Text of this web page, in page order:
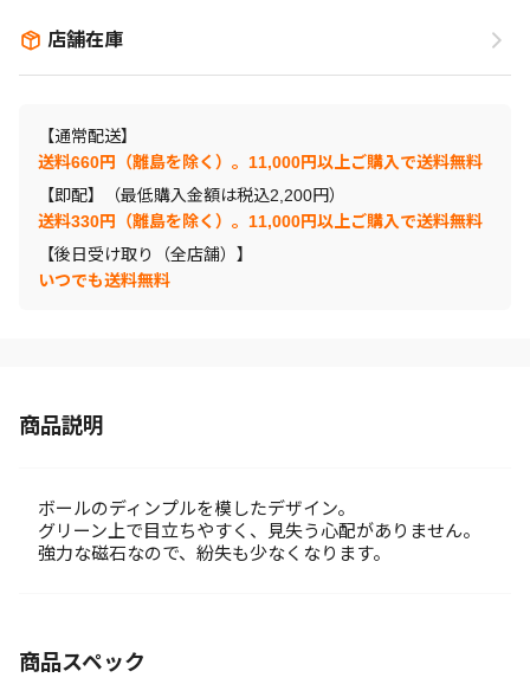
店舗在庫
【通常配送】
送料660円（離島を除く）。11,000円以上ご購入で送料無料
【即配】（最低購入金額は税込2,200円）
送料330円（離島を除く）。11,000円以上ご購入で送料無料
【後日受け取り（全店舗）】
いつでも送料無料
商品説明
ボールのディンプルを模したデザイン。
グリーン上で目立ちやすく、見失う心配がありません。
強力な磁石なので、紛失も少なくなります。
商品スペック